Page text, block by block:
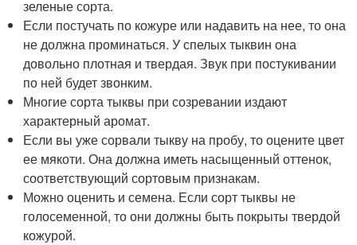
зеленые сорта.
Если постучать по кожуре или надавить на нее, то она
не должна проминаться. У спелых тыквин она
довольно плотная и твердая. Звук при постукивании
по ней будет звонким.
Многие сорта тыквы при созревании издают
характерный аромат.
Если вы уже сорвали тыкву на пробу, то оцените цвет
ее мякоти. Она должна иметь насыщенный оттенок,
соответствующий сортовым признакам.
Можно оценить и семена. Если сорт тыквы не
голосеменной, то они должны быть покрыты твердой
кожурой.